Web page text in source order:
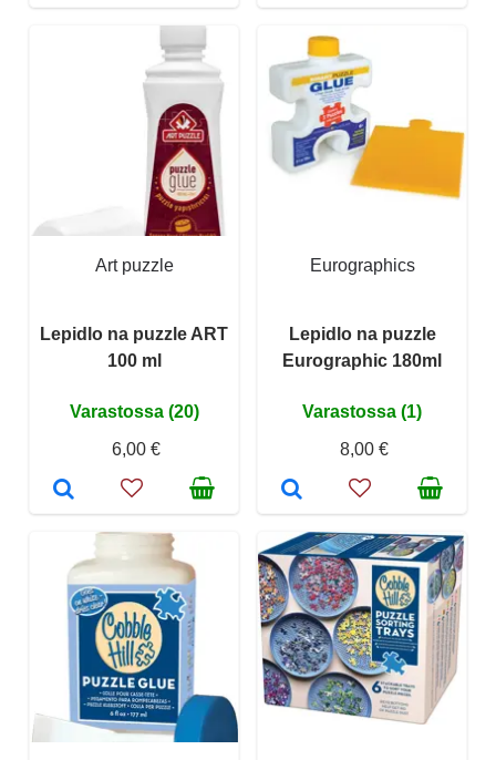
Art puzzle
Lepidlo na puzzle ART
100 ml
Varastossa (20)
6,00 €
Eurographics
Lepidlo na puzzle
Eurographic 180ml
Varastossa (1)
8,00 €